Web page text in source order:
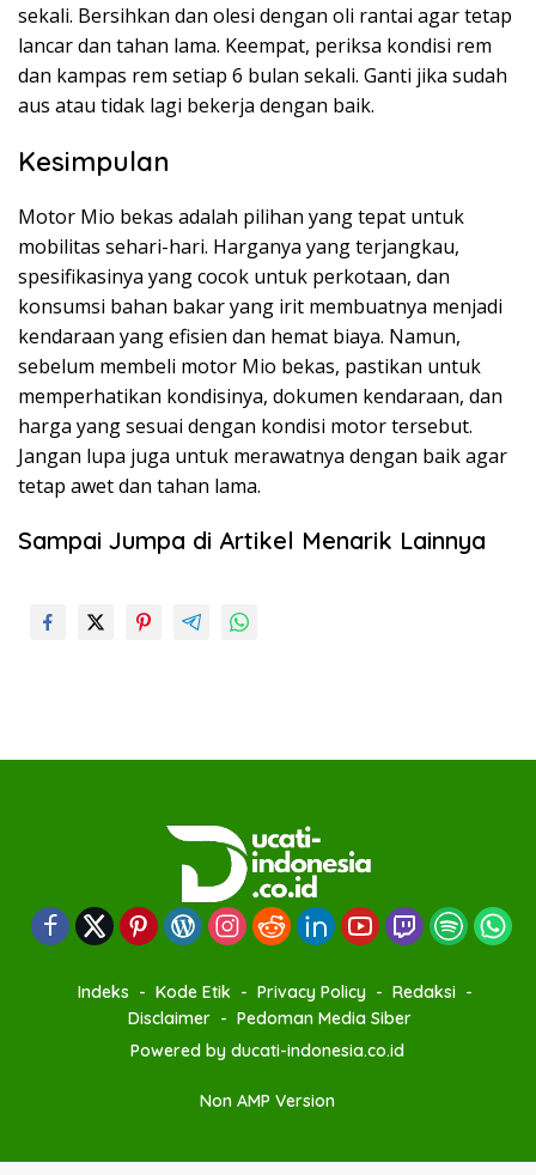
sekali. Bersihkan dan olesi dengan oli rantai agar tetap
lancar dan tahan lama. Keempat, periksa kondisi rem
dan kampas rem setiap 6 bulan sekali. Ganti jika sudah
aus atau tidak lagi bekerja dengan baik.
Kesimpulan
Motor Mio bekas adalah pilihan yang tepat untuk
mobilitas sehari-hari. Harganya yang terjangkau,
spesifikasinya yang cocok untuk perkotaan, dan
konsumsi bahan bakar yang irit membuatnya menjadi
kendaraan yang efisien dan hemat biaya. Namun,
sebelum membeli motor Mio bekas, pastikan untuk
memperhatikan kondisinya, dokumen kendaraan, dan
harga yang sesuai dengan kondisi motor tersebut.
Jangan lupa juga untuk merawatnya dengan baik agar
tetap awet dan tahan lama.
Sampai Jumpa di Artikel Menarik Lainnya
Indeks Kode Etik Privacy Policy
Redaksi
Disclaimer
Pedoman Media Siber
Powered by ducati-indonesia.co.id
Non AMP Version